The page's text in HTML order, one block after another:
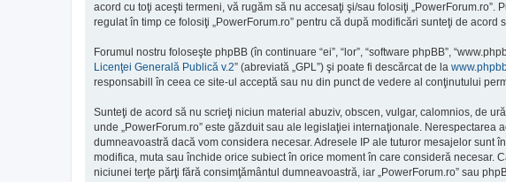
acord cu toţi aceşti termeni, vă rugăm să nu accesaţi şi/sau folosiţi
regulat în timp ce folosiţi „PowerForum.ro” pentru că după modificări sunteţi de
Forumul nostru foloseşte phpBB (în continuare “ei”, “lor”, “software phpBB”,
Licenţei Generală Publică v.2” (abreviată „GPL”) şi poate fi descărcat de la
responsabill în ceea ce site-ul acceptă sau nu din punct de vedere al conţinutului
Sunteţi de acord să nu scrieţi niciun material abuziv, obscen, vulgar, calomnios, de
unde „PowerForum.ro” este găzduit sau ale legislaţiei internaţionale.
dumneavoastră dacă vom considera necesar. Adresele IP ale tuturor mesajelor sunt
modifica, muta sau închide orice subiect în orice moment în care consideră necesar.
niciunei terţe părţi fără consimţământul dumneavoastră, iar „PowerForum.ro” sau